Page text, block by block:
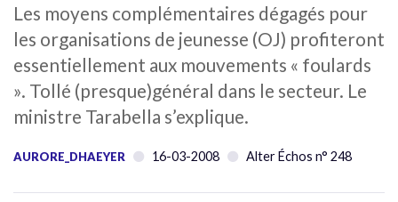
Les moyens complémentaires dégagés pour
les organisations de jeunesse (OJ) profiteront
essentiellement aux mouvements « foulards
». Tollé (presque)général dans le secteur. Le
ministre Tarabella s’explique.
AURORE_DHAEYER 16-03-2008 Alter Échos n° 248